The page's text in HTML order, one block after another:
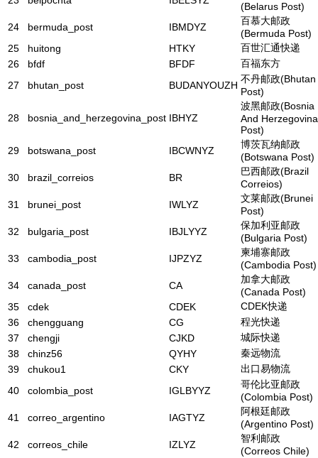
(Belarus Post)
24
bermuda_post IBMDYZ
百慕大邮政
(Bermuda Post)
25
huitong HTKY
百世汇通快递
26
bfdf BFDF
百福东方
27
bhutan_post BUDANYOUZH
不丹邮政(Bhutan
Post)
28 bosnia_and_herzegovina_post IBHYZ
波黑邮政(Bosnia
And Herzegovina
Post)
29
botswana_post IBCWNYZ
博茨瓦纳邮政
(Botswana Post)
30
brazil_correios BR
巴西邮政(Brazil
Correios)
31
brunei_post IWLYZ
文莱邮政(Brunei
Post)
32
bulgaria_post IBJLYYZ
保加利亚邮政
(Bulgaria Post)
33
cambodia_post IJPZYZ
柬埔寨邮政
(Cambodia Post)
34
canada_post CA
加拿大邮政
(Canada Post)
35
cdek CDEK
CDEK快递
36
chengguang CG
程光快递
37
chengji CJKD
城际快递
38
chinz56 QYHY
秦远物流
39
chukou1 CKY
出口易物流
40
colombia_post IGLBYYZ
哥伦比亚邮政
(Colombia Post)
41
correo_argentino IAGTYZ
阿根廷邮政
(Argentino Post)
42
correos_chile IZLYZ
智利邮政
(Correos Chile)